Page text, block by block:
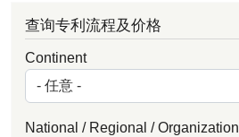
查询专利流程及价格
Continent
National / Regional / Organization